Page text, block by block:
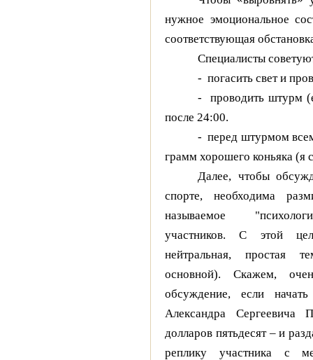
нужное эмоциональное
соответствующая
Специалисты
-погасить свет и
- проводить штурм
после 24:00.
-перед штурмом
грамм хорошего коньяка (я
Далее, чтобы
спорте, необходима
называемое
участников. С этой
нейтральная, простая
основной). Скажем,
обсуждение, если
Александра Сергеевича
долларов пятьдесят – и
реплику участника с